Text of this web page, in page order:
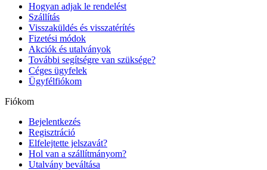
Hogyan adjak le rendelést
Szállítás
Visszaküldés és visszatérítés
Fizetési módok
Akciók és utalványok
További segítségre van szüksége?
Céges ügyfelek
Ügyfélfiókom
Fiókom
Bejelentkezés
Regisztráció
Elfelejtette jelszavát?
Hol van a szállítmányom?
Utalvány beváltása